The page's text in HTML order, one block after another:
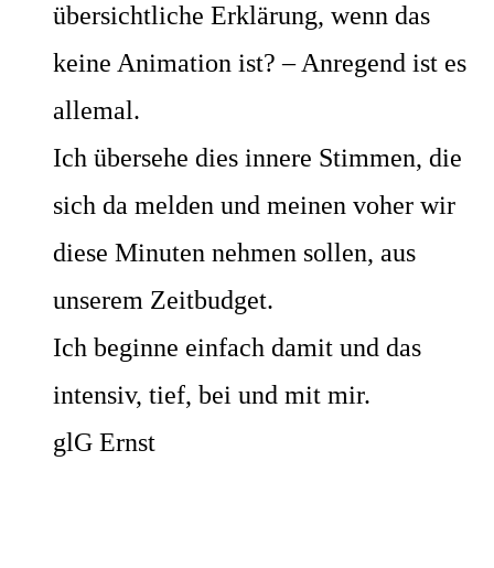
übersichtliche Erklärung, wenn das
keine Animation ist? – Anregend ist es
allemal.
Ich übersehe dies innere Stimmen, die
sich da melden und meinen voher wir
diese Minuten nehmen sollen, aus
unserem Zeitbudget.
Ich beginne einfach damit und das
intensiv, tief, bei und mit mir.
glG Ernst